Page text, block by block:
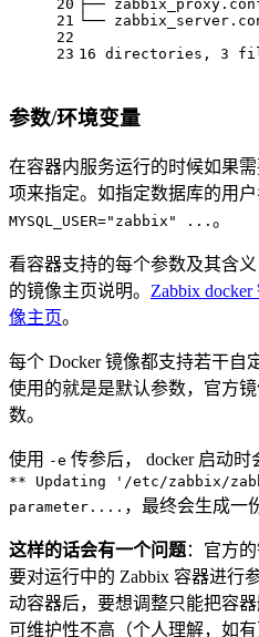
20
21
22
23
├──
└──
16 directories, 3
参数/环境变量
在容器内服务运行的时候如果
项来指定。如指定数据库的用户
MYSQL_USER="zabbix" ... 。
看容器支持的每个参数及其含
的镜像主页说明。 Zabbix
像主页。
每个 Docker 镜像都支持若干自
使用的就是是默认参数，官方
数。
使用 -e 传参后， docker 启动
** Updating '/etc/zabbix/
parameter.... ，最终会生成一
这样的话会有一个问题：官方
要对运行中的 Zabbix 容器进行
动容器后，要想调整只能把容
可维护性不高（个人理解，如